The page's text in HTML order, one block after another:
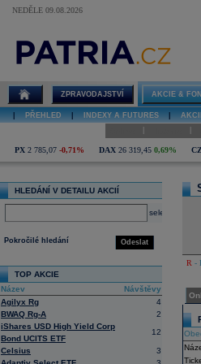
NEDĚLE 09.08.2026
Subsea 7 SA
ZPRAVODAJSTVÍ AKCIE &
PŘEHLED INDEXY A FUTURES
PX 2 785,07 -0,71% DAX 26 319,45 0,69%
HLEDÁNÍ V DETAILU AKCIÍ
select
Odeslat
Pokročilé hledání
TOP AKCIE
Název
Návštěvy
Agilyx Rg
4
BWAQ Rg-A
2
iShares USD High Yield Corp
Bond UCITS ETF
12
Celsius
3
R -